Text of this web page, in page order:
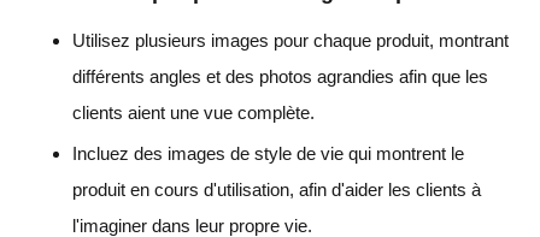
Utilisez plusieurs images pour chaque produit, montrant
différents angles et des photos agrandies afin que les
clients aient une vue complète.
Incluez des images de style de vie qui montrent le
produit en cours d'utilisation, afin d'aider les clients à
l'imaginer dans leur propre vie.